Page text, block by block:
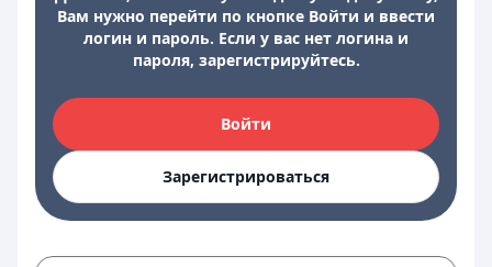
Вам нужно перейти по кнопке Войти и ввести
логин и пароль. Если у вас нет логина и
пароля, зарегистрируйтесь.
Войти
Зарегистрироваться